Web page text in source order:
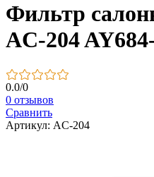
Фильтр
AC-204
0.0/0
0 отзывов
Сравнить
Артикул: AC-204